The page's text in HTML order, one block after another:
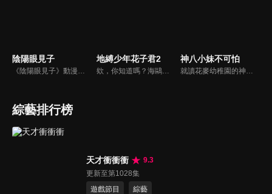
陰陽眼見子
《陰陽眼見子》動漫線上看。看見不應該看見的東西時，換作是你會怎麼做呢……？要是「那些東西」和你講話，亦或是朝著你走過來的話，你又會怎麼做呢……？女高中生‧四谷見子所採取的行動是——徹底的無視！這是擁有著鋼鐵般的精神的女高中生靠著她的無視技能，迴避那些異形般的可怕傢伙們的故事。
地縛少年花子君2
欸，你知道嗎？海鷗學園的七大不可思議中的第七則故事。舊校舍三樓的女生廁所。花子就在那裡，祂會實現用一個代價將自己召喚出來的人的願望。召喚方式是敲三下門。然後──「花子、花子，您在嗎？」八尋寧寧是與人稱七大不可思議的第七則「廁所裡的花子」的「花子同學」結緣的少女。以及驅魔少年源光。他們兩人每天都與花子同學一同奔走，將被改變的七大不可思議與怪異們恢復原狀。某天，花子同學說了。七大不可思議中有叛徒。寧寧等人為了揪出叛徒，逐一破壞七大不可思議的附體之物。他們已破壞第二則「岬之階梯」與第五則「16時的書庫」，剩下的七大不可思議包括「廁所裡的花子」在內，還有五則……另一方面，花子同學的弟弟司，與七峰櫻、日向夏彥，還有變成新的七大不可思議的第三則「鏡子地獄」的三葉，一同逼近寧寧他們還沒見過的七大不可思議──
神八小妹不可怕
就讀花麥幼稚園的神八小妹，其實擁有超強的靈能力。她在人們毫不知情的情況下，不斷把悄悄接近朋友和家人的「妖魔鬼怪」狠狠痛毆一頓、全部打飛。然而，她的言行卻得不到理解，還被當成問題兒童看待。但是，自從擔任班導的千枝老師知道了這個祕密之後，神八小妹在幼稚園的每一天，也開始出現了些許變化──接二連三冒出來的詭異、兇惡怪異們，今天也一樣，神八小妹的拳頭照樣炸裂開打！
綜藝排行榜
天才衝衝衝
9.3
更新至第1028集
遊戲節目
綜藝